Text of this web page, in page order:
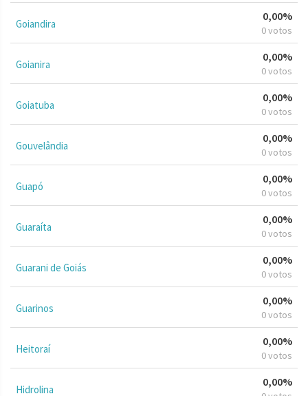
Goiandira
0,00%
0 votos
Goianira
0,00%
0 votos
Goiatuba
0,00%
0 votos
Gouvelândia
0,00%
0 votos
Guapó
0,00%
0 votos
Guaraíta
0,00%
0 votos
Guarani de Goiás
0,00%
0 votos
Guarinos
0,00%
0 votos
Heitoraí
0,00%
0 votos
Hidrolina
0,00%